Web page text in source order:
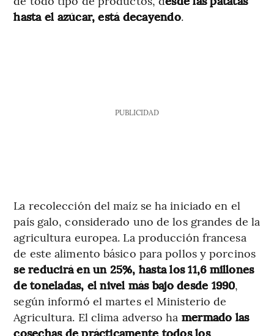
hasta el azúcar, está decayendo.
PUBLICIDAD
La recolección del maíz se ha iniciado en el
país galo, considerado uno de los grandes de la
agricultura europea. La producción francesa
de este alimento básico para pollos y porcinos
se reducirá en un 25%, hasta los 11,6 millones
de toneladas, el nivel más bajo desde 1990,
según informó el martes el Ministerio de
Agricultura. El clima adverso ha mermado las
cosechas de prácticamente todos los